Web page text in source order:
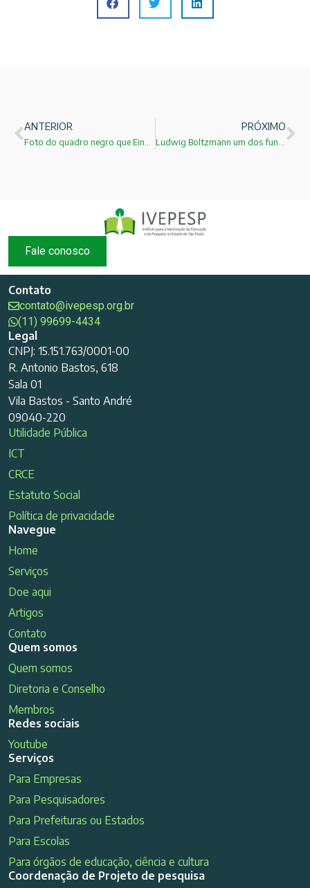
ANTERIOR PRÓXIMO
Fale conosco
Contato
contato@ivepesp.org.br
(11) 99699-4434
Legal
CNPJ: 15.151.763/0001-00
R. Antonio Bastos, 618
Sala 01
Vila Bastos - Santo André
09040-220
Utilidade Pública
ICT
CRCE
Estatuto Social
Política de privacidade
Navegue
Home
Serviços
Doe aqui
Artigos
Contato
Quem somos
Quem somos
Diretoria e Conselho
Membros
Redes sociais
Youtube
Serviços
Para Empresas
Para Pesquisadores
Para Prefeituras ou Estados
Para Escolas
Para órgãos de educação, ciência e cultura
Coordenação de Projeto de pesquisa